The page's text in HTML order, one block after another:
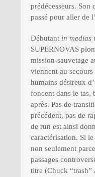
prédécesseurs. Son
passé pour aller de
Débutant in medias
SUPERNOVAS
mission-sauvetage
viennent au
humains désireux
foncent dans le tas,
après. Pas de
précédent, pas de
de run est ainsi
caractérisation. Si
non seulement
passages
titre (Chuck “trash”